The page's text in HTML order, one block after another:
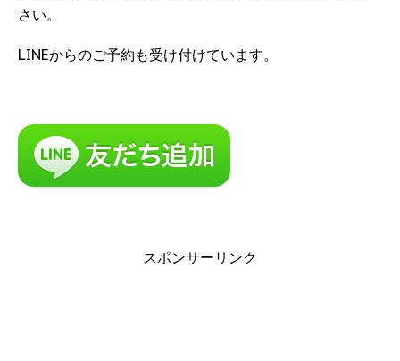
さい。
LINEからのご予約も受け付けています。
スポンサーリンク